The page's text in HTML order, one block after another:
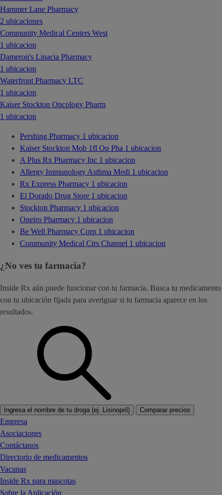
Hammer Lane Pharmacy
2 ubicaciones
Community Medical Centers West
1 ubicacion
Dameron's Linacia Pharmacy
1 ubicacion
Waterfront Pharmacy LTC
1 ubicacion
Kaiser Stockton Oncology Pharm
1 ubicacion
Pershing Pharmacy 1 ubicacion
Kaiser Stockton Mob 1fl Op Pha 1 ubicacion
A Plus Rx Pharmacy Inc 1 ubicacion
Allergy Immunology Asthma Medi 1 ubicacion
Rx Express Pharmacy 1 ubicacion
El Dorado Drug Store 1 ubicacion
Stockton Pharmacy 1 ubicacion
Oneiro Pharmacy 1 ubicacion
Be Well Pharmacy Corp 1 ubicacion
Community Medical Ctrs Channel 1 ubicacion
¿No ves tu farmacia?
Inside Rx aún puede funcionar con tu farmacia. Busca tu medicamento
con tu ubicación fijada para averiguar si tu farmacia aparece en los
resultados.
Ingresa el nombre de tu droga (ej. Lisinopril) Comparar precios
Empresa
Asociaciones
Contáctanos
Directorio de medicamentos
Vacunas
Inside Rx para mascotas
Sobre la Aplicación